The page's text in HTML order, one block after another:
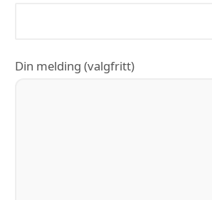
Din melding (valgfritt)